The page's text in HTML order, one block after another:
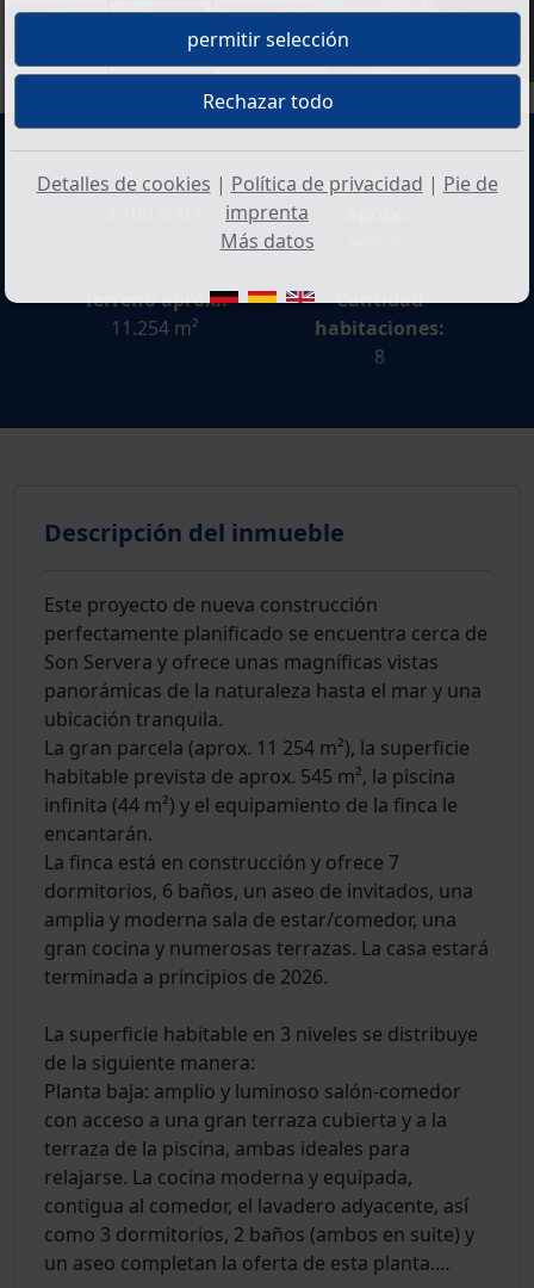
Precio:
Superficie útil
Terreno aprox.:
11.254 m²
Cantidad
habitaciones:
8
Descripción del inmueble
Este proyecto de nueva construcción
perfectamente planificado se encuentra cerca de
Son Servera y ofrece unas magníficas vistas
panorámicas de la naturaleza hasta el mar y una
ubicación tranquila.
La gran parcela (aprox. 11 254 m²), la superficie
habitable prevista de aprox. 545 m², la piscina
infinita (44 m²) y el equipamiento de la finca le
encantarán.
La finca está en construcción y ofrece 7
dormitorios, 6 baños, un aseo de invitados, una
amplia y moderna sala de estar/comedor, una
gran cocina y numerosas terrazas. La casa estará
terminada a principios de 2026.
La superficie habitable en 3 niveles se distribuye
de la siguiente manera:
Planta baja: amplio y luminoso salón-comedor
con acceso a una gran terraza cubierta y a la
terraza de la piscina, ambas ideales para
relajarse. La cocina moderna y equipada,
contigua al comedor, el lavadero adyacente, así
como 3 dormitorios, 2 baños (ambos en suite) y
un aseo completan la oferta de esta planta.…
Detalles de cookies | Política de privacidad | Pie de
imprenta
Más datos